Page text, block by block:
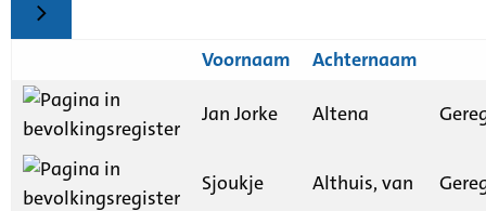
Voornaam Achternaam
Jan Jorke Altena
Sjoukje Althuis, van